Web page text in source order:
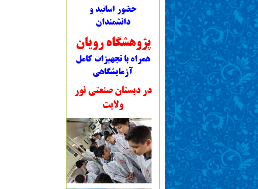
حضور اساتید و
دانشمندان
پژوهشگاه رویان
همراه با تجهیزات کامل
آزمایشگاهی
در دبستان صنعتی نور
ولایت